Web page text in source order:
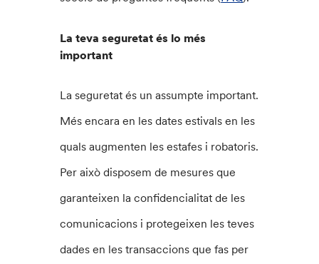
La teva seguretat és lo més
important
La seguretat és un assumpte important.
Més encara en les dates estivals en les
quals augmenten les estafes i robatoris.
Per això disposem de mesures que
garanteixen la confidencialitat de les
comunicacions i protegeixen les teves
dades en les transaccions que fas per